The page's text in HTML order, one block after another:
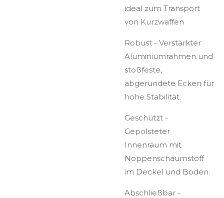
ideal zum Transport
von Kurzwaffen
Robust - Verstärkter
Aluminiumrahmen und
stoßfeste,
abgerundete Ecken für
hohe Stabilität.
Geschützt -
Gepolsteter
Innenraum mit
Noppenschaumstoff
im Deckel und Boden.
Abschließbar -